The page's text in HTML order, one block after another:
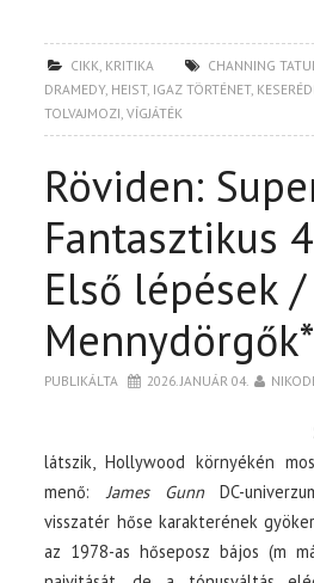
CIKK, KRITIKA CHANNING
DRAMEDY, HEIST, IGAZ TÖRTÉNET,
TOLVAJMOZI,VÍGJÁTÉK
Röviden:
Fantasztikus
Első lépések /
Mennydörgők*
PUBLIKÁLTA 2026. JANUÁR 04.
látszik, Hollywood környékén
menő:James GunnDC-
visszatér hőse karakterének
az 1978-as hőseposz bájos (m